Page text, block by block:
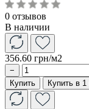
0 отзывов
В наличии
356.60 грн/м2
−
Купить
Купить в 1